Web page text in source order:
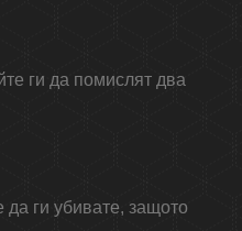
ги да помислят два
ги убивате, защото